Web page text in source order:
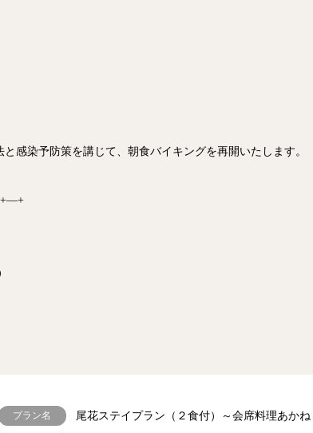
感染予防策を講じて、朝食バイキングを再開いたします。
プラン名 尾花ステイプラン（２食付）～会席料理あかね